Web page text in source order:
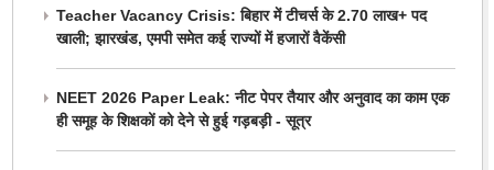
Teacher Vacancy Crisis: बिहार में टीचर्स के 2.70 लाख+ पद
खाली; झारखंड, एमपी समेत कई राज्यों में हजारों वैकेंसी
NEET 2026 Paper Leak: नीट पेपर तैयार और अनुवाद का काम एक
ही समूह के शिक्षकों को देने से हुई गड़बड़ी - सूत्र